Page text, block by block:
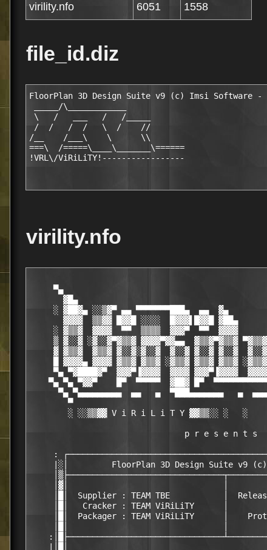
virility.nfo 6051 1558
file_id.diz
FloorPlan 3D Design Suite v9 (c) Imsi Software -
_____/\____________
\   /   ___   /   /_____
/  /   /  /   \  /    //
/__    /___\    \      \\
===\  /=====\____\_______\======
virility.nfo
▀▄
▓█▄
░ ▓██▓▄ ░░▒▓▀ ▄▄ ▀▀▀▀▀▀▀███▄  ▄▄  ▓▄
▓▓▓▓  ▒▒▓▓ █▓▓█ ░░░░  █▓▓▓▌█▓▓█ ▓██▄
░ ▓▒▒▓  ▓▓▓▓  ▀▀  ▒▒▒▒  ▓▓▓▀  ▀▀  ▓▓▓▓
▒ ▓░░▓ ░▓░░▓▀▓▒▒▓ ▓▓▓▓▀▓▓▄▄  ▓▒▒▓▀▓▒▒▓
▓ ▓▒▒▓  ▓▒▒▓ ▓░░▓░▓░░▓  ▓░░▓ ▓░░▓ ▓░░▓
█ ▓▓▓▓▄ ▓▓▓▓ ▓▒▒▓ ▓▒▒▓ ░▓▒▒▓ ▓▒▒▓ ▓▒▒▓
▀▄ ▀▓████▓▀  ▓▓▓▀▐▓▓▓▓  ▓▓▓▓ ▓▓▓▀▐▓▓▓▓
▀▄ ▀▄ ▀▓▓▀    █▀  ▀▀▀▀▀  ▓██▓ █▀
▀▄ ▀▄▄▄▄▄▄▄▄▄  ▄▄   ▄  ▀███▄▄▄▄▄▄▄   ▄
▀
░ ░░▒▒▓▓ V i R i L i T Y ▓▓▒▒░░ ░   ░
:
|░│         FloorPlan 3D Design Suite v9
│▓│                                │
│█│  Supplier : TEAM TBE           │
│█│   Cracker : TEAM ViRiLiTY      │
│█│  Packager : TEAM ViRiLiTY      │